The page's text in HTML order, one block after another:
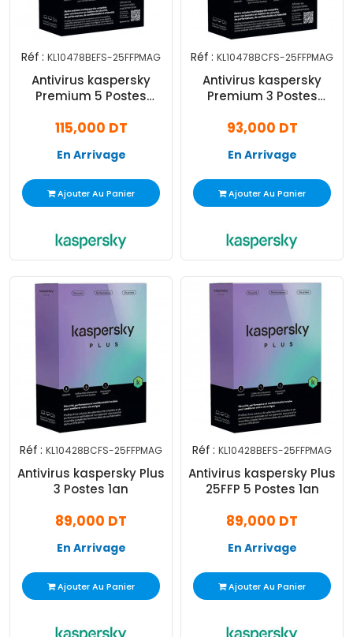
Réf : KL10478BEFS-25FFPMAG
Antivirus kaspersky
Premium 5 Postes
115,000 DT
En Arrivage
Ajouter Au Panier
Réf : KL10478BCFS-25FFPMAG
Antivirus kaspersky
Premium 3 Postes
93,000 DT
En Arrivage
Ajouter Au Panier
Réf : KL10428BCFS-25FFPMAG
Antivirus kaspersky Plus
3 Postes 1an
89,000 DT
En Arrivage
Ajouter Au Panier
Réf : KL10428BEFS-25FFPMAG
Antivirus kaspersky Plus
25FFP 5 Postes 1an
89,000 DT
En Arrivage
Ajouter Au Panier